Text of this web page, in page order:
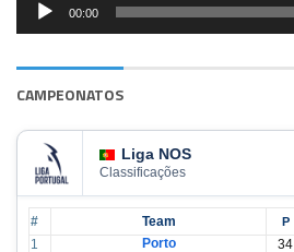
00:00
CAMPEONATOS
Liga NOS
Classificações
# Team P
1 Porto 34